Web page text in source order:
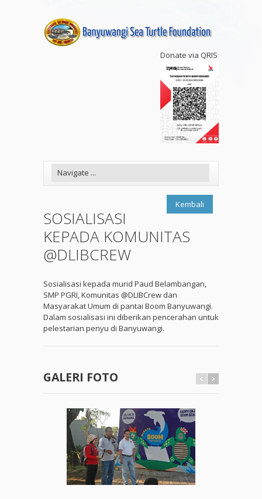
Donate via QRIS
Kembali
SOSIALISASI
KEPADA KOMUNITAS
@DLIBCREW
Sosialisasi kepada murid Paud Belambangan,
SMP PGRI, Komunitas @DLIBCrew dan
Masyarakat Umum di pantai Boom Banyuwangi.
Dalam sosialisasi ini diberikan pencerahan untuk
pelestarian penyu di Banyuwangi.
GALERI FOTO